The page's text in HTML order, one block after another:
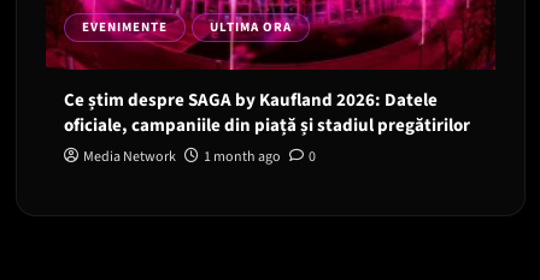
EVENIMENTE ULTIMA ORA
Ce știm despre SAGA by Kaufland 2026: Datele
oficiale, campaniile din piață și stadiul pregătirilor
Media Network 1 month ago 0